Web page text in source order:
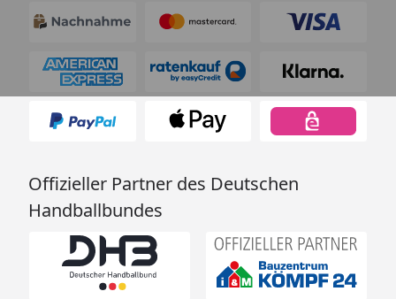
Offizieller Partner des Deutschen
Handballbundes